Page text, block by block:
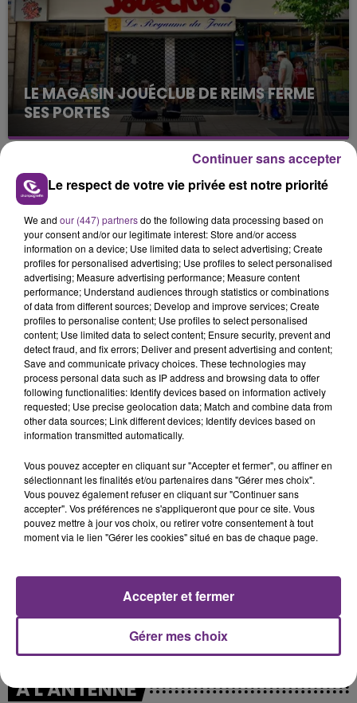
LE MAGASIN JOUÉCLUB DE REIMS FERME
SES PORTES
C'était l'une des institutions du centre-ville
rémois. Le magasin JouéClub est contraint de
fermer ses portes.
TITRES DIFFUSÉS
0h48
0h48
ANOTR & 54 ULTRA
Talk To You
0h45
0h45
MYLES SMITH & NIALL HORAN
Drive Safe
Killing Me Softly (with His
Save Me Tonight
A L'ANTENNE
Le respect de votre vie privée est notre priorité
We and our (447) partnersdo the following data processing based on
your consent and/or our legitimate interest: Store and/or access
information on a device; Use limited data to select advertising; Create
profiles for personalised advertising; Use profiles to select personalised
advertising; Measure advertising performance; Measure content
performance; Understand audiences through statistics or combinations
of data from different sources; Develop and improve services; Create
profiles to personalise content; Use profiles to select personalised
content; Use limited data to select content; Ensure security, prevent and
detect fraud, and fix errors; Deliver and present advertising and content;
Save and communicate privacy choices. These technologies may
process personal data such as IP address and browsing data to offer
following functionalities: Identify devices based on information actively
requested; Use precise geolocation data; Match and combine data from
other data sources; Link different devices; Identify devices based on
information transmitted automatically.
Vous pouvez accepter en cliquant sur "Accepter et fermer", ou affiner en
sélectionnant les finalités et/ou partenaires dans "Gérer mes choix".
Vous pouvez également refuser en cliquant sur "Continuer sans
accepter". Vos préférences ne s'appliqueront que pour ce site. Vous
pouvez mettre à jour vos choix, ou retirer votre consentement à tout
moment via le lien "Gérer les cookies" situé en bas de chaque page.
Gérer mes choix
Accepter et fermer
Continuer sans accepter